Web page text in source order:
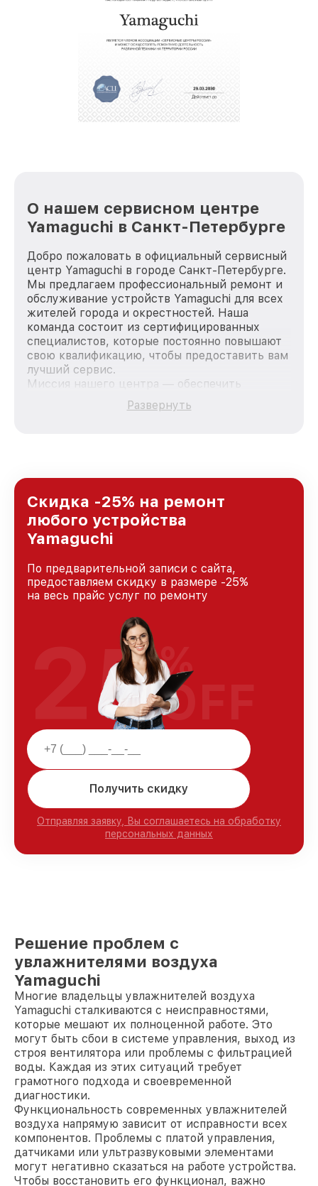
О нашем сервисном центре
Yamaguchi в Санкт-Петербурге
Добро пожаловать в официальный сервисный
центр Yamaguchi в городе Санкт-Петербурге.
Мы предлагаем профессиональный ремонт и
обслуживание устройств Yamaguchi для всех
жителей города и окрестностей. Наша
команда состоит из сертифицированных
специалистов, которые постоянно повышают
свою квалификацию, чтобы предоставить вам
лучший сервис.
Миссия нашего центра — обеспечить
качественный и доступный ремонт для
каждого пользователя продукции Yamaguchi,
городе Санкт-Петербурге, постоянно
повышая уровень доверия и лояльности
наших клиентов.
Развернуть
Скидка -25% на ремонт
любого устройства
Yamaguchi
По предварительной записи с сайта,
предоставляем скидку в размере -25%
на весь прайс услуг по ремонту
Получить скидку
Отправляя заявку, Вы соглашаетесь на обработку
персональных данных
25%
OFF
Решение проблем с
увлажнителями воздуха
Yamaguchi
Многие владельцы увлажнителей воздуха
Yamaguchi сталкиваются с неисправностями,
которые мешают их полноценной работе. Это
могут быть сбои в системе управления, выход из
строя вентилятора или проблемы с фильтрацией
воды. Каждая из этих ситуаций требует
грамотного подхода и своевременной
диагностики.
Функциональность современных увлажнителей
воздуха напрямую зависит от исправности всех
компонентов. Проблемы с платой управления,
датчиками или ультразвуковыми элементами
могут негативно сказаться на работе устройства.
Чтобы восстановить его функционал, важно